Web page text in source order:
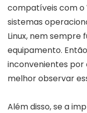
compatíveis com o
sistemas
Linux, nem
equipamento.
inconvenientes
melhor observar
Além disso, se a